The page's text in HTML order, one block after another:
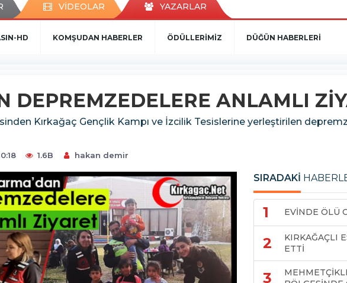
VİDEOLAR YAZARLAR
HD KOMŞUDAN HABERLER ÖDÜLLERİMİZ DÜĞÜN HABERLERİ
DEPREMZEDELERE ANLAMLI
Kırkağaç Gençlik Kampı ve İzcilik Tesislerine yerleştirilen
1.6B hakan demir
SIRADAKİ
1 EVİNDE ÖLÜ
2
KIRKAĞAÇLI
ETTİ
3